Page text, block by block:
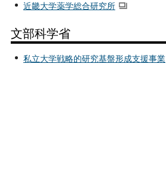
近畿大学薬学総合研究所
文部科学省
私立大学戦略的研究基盤形成支援事業